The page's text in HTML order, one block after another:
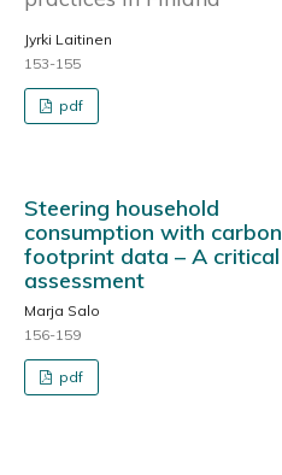
Jyrki Laitinen
153-155
pdf
Steering household
consumption with carbon
footprint data – A critical
assessment
Marja Salo
156-159
pdf